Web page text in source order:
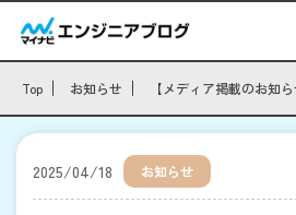
Top お知らせ 【メディア掲載のお知
2025/04/18 お知らせ